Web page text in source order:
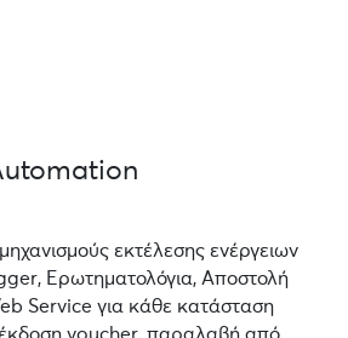
εκτέλεσης ενέργειων
Ερωτηματολόγια, Αποστολή
Service για κάθε κατάσταση